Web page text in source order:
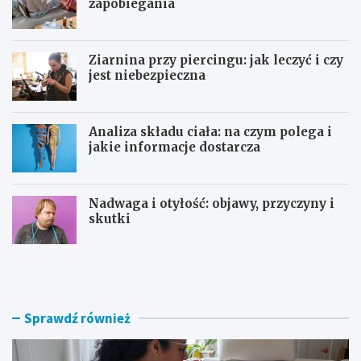
zapobiegania
Ziarnina przy piercingu: jak leczyć i czy
jest niebezpieczna
Analiza składu ciała: na czym polega i
jakie informacje dostarcza
Nadwaga i otyłość: objawy, przyczyny i
skutki
P
ł
n
Z
i
a
Sprawdź również